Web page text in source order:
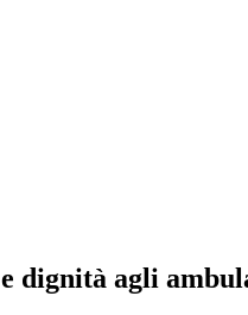
dignità agli